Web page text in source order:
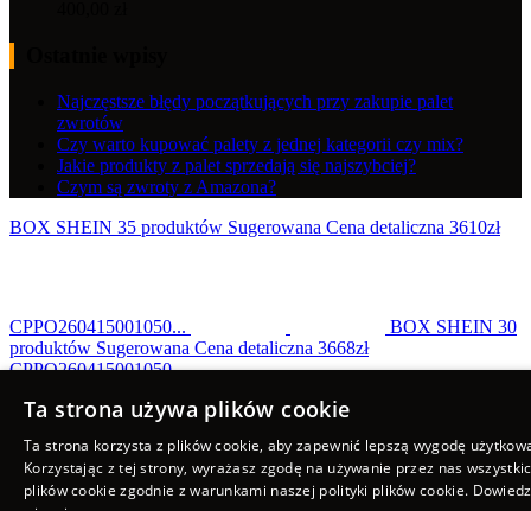
Najczęstsze błędy początkujących przy zakupie palet
zwrotów
Czy warto kupować palety z jednej kategorii czy mix?
Jakie produkty z palet sprzedają się najszybciej?
Czym są zwroty z Amazona?
BOX SHEIN 35 produktów Sugerowana Cena detaliczna 3610zł
CPPO260415001050...
BOX SHEIN 30
produktów Sugerowana Cena detaliczna 3668zł
CPPO260415001050...
Ta strona używa plików cookie
Ta strona korzysta z plików cookie, aby zapewnić lepszą wygodę
Korzystając z tej strony, wyrażasz zgodę na używanie przez nas
plików cookie zgodnie z warunkami naszej polityki plików cookie.